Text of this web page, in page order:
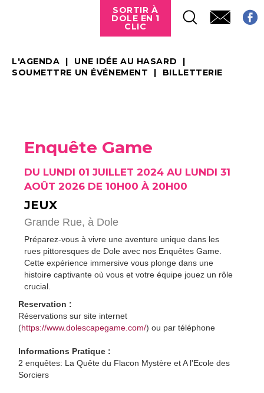
SORTIR À
DOLE EN 1
CLIC
L'AGENDA
UNE IDÉE AU HASARD
SOUMETTRE UN ÉVÉNEMENT
BILLETTERIE
Enquête Game
DU LUNDI 01 JUILLET 2024 AU LUNDI 31
AOÛT 2026 DE 10H00 À 20H00
JEUX
Grande Rue, à Dole
Préparez-vous à vivre une aventure unique dans les
rues pittoresques de Dole avec nos Enquêtes Game.
Cette expérience immersive vous plonge dans une
histoire captivante où vous et votre équipe jouez un rôle
crucial.
Reservation :
Réservations sur site internet
(https://www.dolescapegame.com/) ou par téléphone
Informations Pratique :
2 enquêtes: La Quête du Flacon Mystère et A l'Ecole des
Sorciers